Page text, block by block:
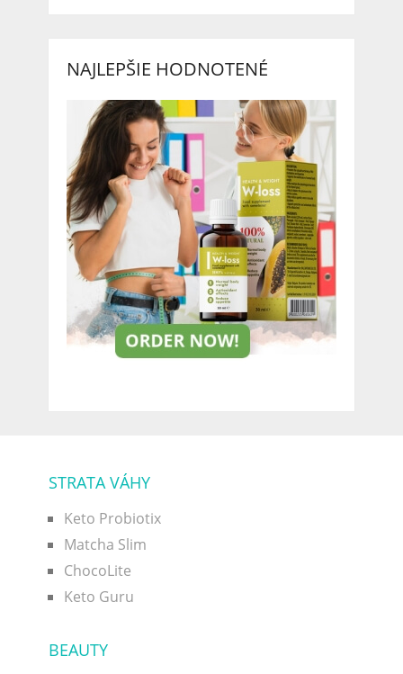
NAJLEPŠIE HODNOTENÉ
STRATA VÁHY
Keto Probiotix
Matcha Slim
ChocoLite
Keto Guru
BEAUTY